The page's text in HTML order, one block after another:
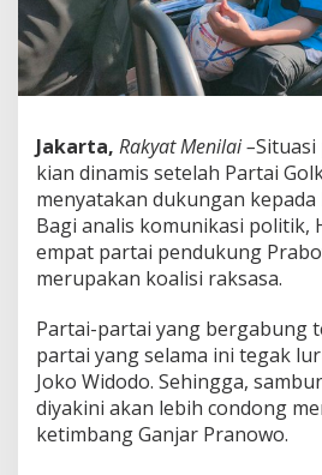
o
,
P
e
n
a
m
a
t
I
n
S
b
u
t
S
y
a
Jakarta, Rakyat Menilai –
kian dinamis setelah Partai
menyatakan dukungan
Bagi analis komunikasi politik,
empat partai pendukung
merupakan koalisi raksasa.
Partai-partai yang bergabung
partai yang selama ini tegak
Joko Widodo. Sehingga,
diyakini akan lebih condong
ketimbang Ganjar Pranowo.